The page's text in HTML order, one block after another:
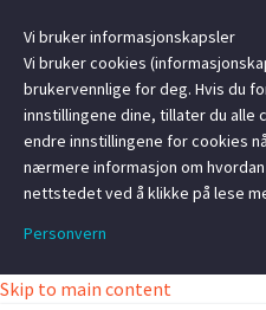
Skip to main content
Vi bruker informasjonskapsler
Vi bruker cookies
brukervennlige for deg. Hvis du
innstillingene dine, tillater du alle
endre innstillingene for cookies
nærmere informasjon om
nettstedet ved å klikke på lese
Personvern